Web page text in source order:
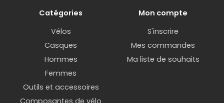
Catégories
Vélos
Casques
Hommes
Femmes
Outils et accessoires
Mon compte
S'inscrire
Mes commandes
Ma liste de souhaits